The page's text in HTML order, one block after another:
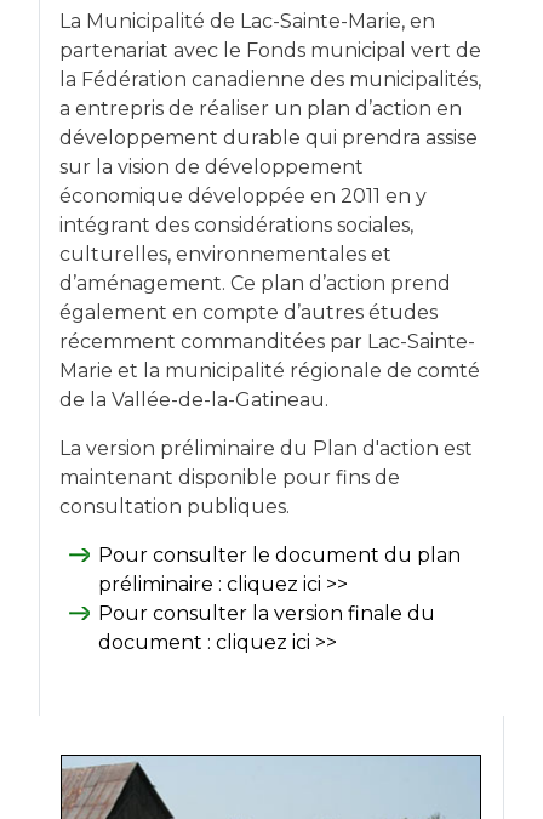
La Municipalité de Lac-Sainte-Marie, en
partenariat avec le Fonds municipal vert de
la Fédération canadienne des municipalités,
a entrepris de réaliser un plan d’action en
développement durable qui prendra assise
sur la vision de développement
économique développée en 2011 en y
intégrant des considérations sociales,
culturelles, environnementales et
d’aménagement. Ce plan d’action prend
également en compte d’autres études
récemment commanditées par Lac-Sainte-
Marie et la municipalité régionale de comté
de la Vallée-de-la-Gatineau.
La version préliminaire du Plan d'action est
maintenant disponible pour fins de
consultation publiques.
Pour consulter le document du plan
préliminaire : cliquez ici >>
Pour consulter la version finale du
document : cliquez ici >>